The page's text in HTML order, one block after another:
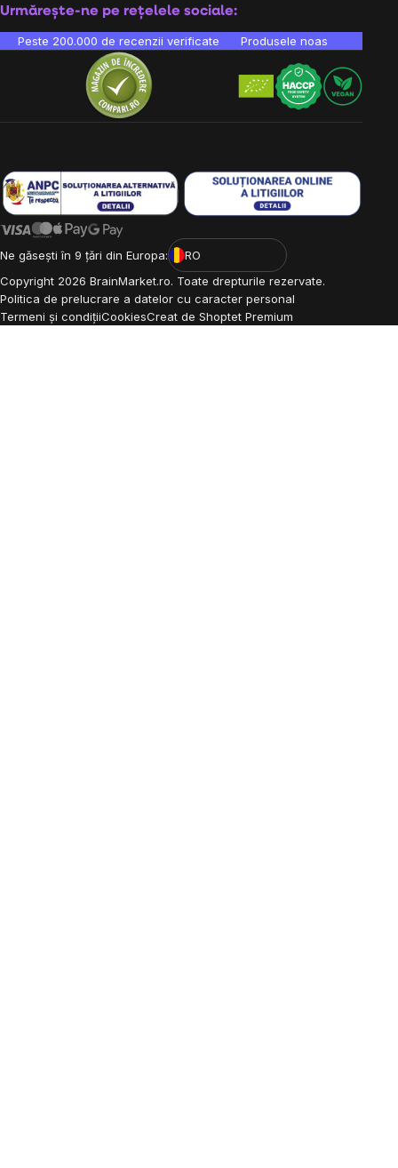
Urmărește-ne pe rețelele sociale:
Peste 200.000 de recenzii verificate Produsele noastre sunt
Ne găsești în 9 țări din Europa:
RO
Copyright 2026 BrainMarket.ro. Toate drepturile rezervate.
Politica de prelucrare a datelor cu caracter personal
Termeni și condițiiCookiesCreat de Shoptet Premium